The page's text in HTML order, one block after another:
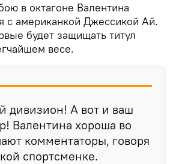
в октагоне Валентина
с американкой Джессикой Ай.
будет защищать титул
весе.
дивизион! А вот и ваш
Валентина хороша во
комментаторы, говоря
спортсменке.